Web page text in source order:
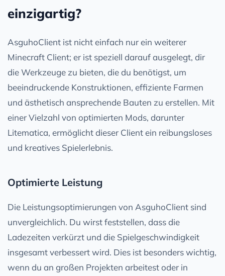
einzigartig?
AsguhoClient ist nicht einfach nur ein weiterer
Minecraft Client; er ist speziell darauf ausgelegt, dir
die Werkzeuge zu bieten, die du benötigst, um
beeindruckende Konstruktionen, effiziente Farmen
und ästhetisch ansprechende Bauten zu erstellen. Mit
einer Vielzahl von optimierten Mods, darunter
Litematica, ermöglicht dieser Client ein reibungsloses
und kreatives Spielerlebnis.
Optimierte Leistung
Die Leistungsoptimierungen von AsguhoClient sind
unvergleichlich. Du wirst feststellen, dass die
Ladezeiten verkürzt und die Spielgeschwindigkeit
insgesamt verbessert wird. Dies ist besonders wichtig,
wenn du an großen Projekten arbeitest oder in